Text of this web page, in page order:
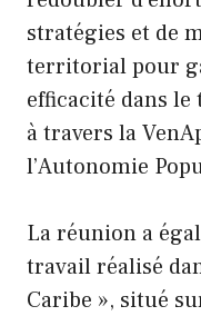
stratégies et de
territorial pour
efficacité dans le
à travers la
l’Autonomie
La réunion a
travail réalisé
Caribe », situé